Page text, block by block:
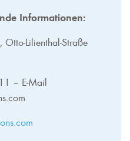
Informationen:
Lilienthal-Straße
– E-Mail